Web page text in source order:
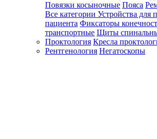
Повязки косыночные Пояса
Все категории Устройства для
пациента Фиксаторы
транспортные Щиты
Проктология Кресла
Рентгенология Негатоскопы